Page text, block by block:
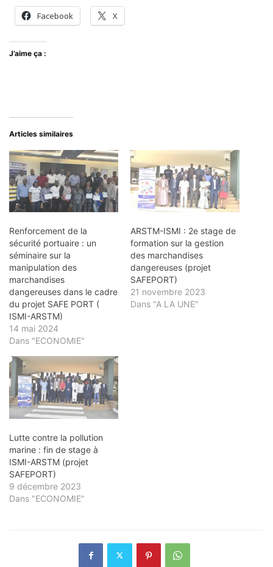
Facebook X
J’aime ça :
Articles similaires
Renforcement de la
sécurité portuaire : un
séminaire sur la
manipulation des
marchandises
dangereuses dans le cadre
du projet SAFE PORT (
ISMI-ARSTM)
14 mai 2024
Dans "ECONOMIE"
ARSTM-ISMI : 2e stage de
formation sur la gestion
des marchandises
dangereuses (projet
SAFEPORT)
21 novembre 2023
Dans "A LA UNE"
Lutte contre la pollution
marine : fin de stage à
ISMI-ARSTM (projet
SAFEPORT)
9 décembre 2023
Dans "ECONOMIE"